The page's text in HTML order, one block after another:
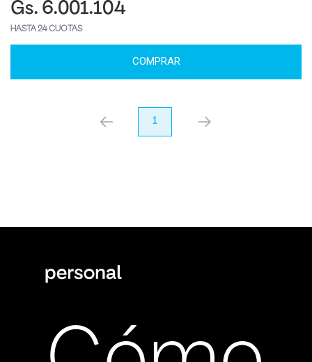
Gs. 6.001.104
HASTA 24 CUOTAS
COMPRAR
anterior 1 próximo